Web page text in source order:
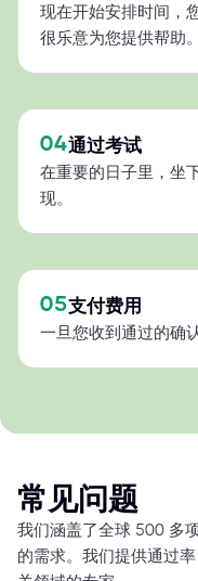
现在开始安排时间，
很乐意为您提供帮助。
04通过考试
在重要的日子里，坐
现。
05支付费用
一旦您收到通过的确
常见问题
我们涵盖了全球 500 多
的需求。我们提供通过